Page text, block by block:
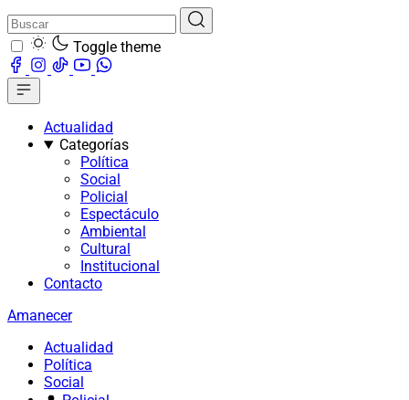
Toggle theme
Actualidad
Categorías
Política
Social
Policial
Espectáculo
Ambiental
Cultural
Institucional
Contacto
Amanecer
Actualidad
Política
Social